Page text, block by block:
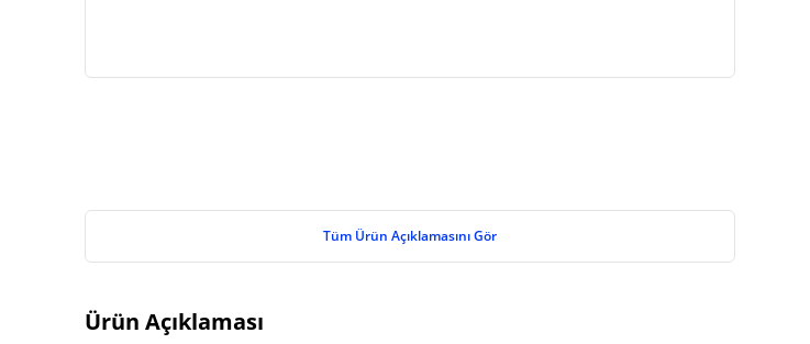
Tüm Ürün Açıklamasını Gör
Ürün Açıklaması